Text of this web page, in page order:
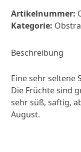
Iserables'
Menge
Artikelnummer:
Kategorie:
Beschreibung
Eine sehr seltene
Die Früchte sind
sehr süß, saftig,
August.